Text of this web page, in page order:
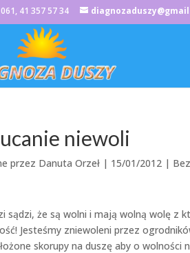
41 357 57 34
niewoli
przez Danuta Orzeł | 15/01/2012 |
sądzi, że są wolni i mają wolną wolę z
Jesteśmy zniewoleni przez
skorupy na duszę aby o wolności